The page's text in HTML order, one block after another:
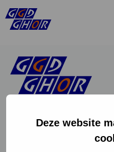
Deze website
Instagram